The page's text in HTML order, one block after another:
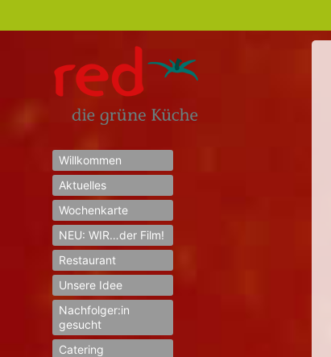
Willkommen
Aktuelles
Wochenkarte
NEU: WIR…der Film!
Restaurant
Unsere Idee
Nachfolger:in
gesucht
Catering